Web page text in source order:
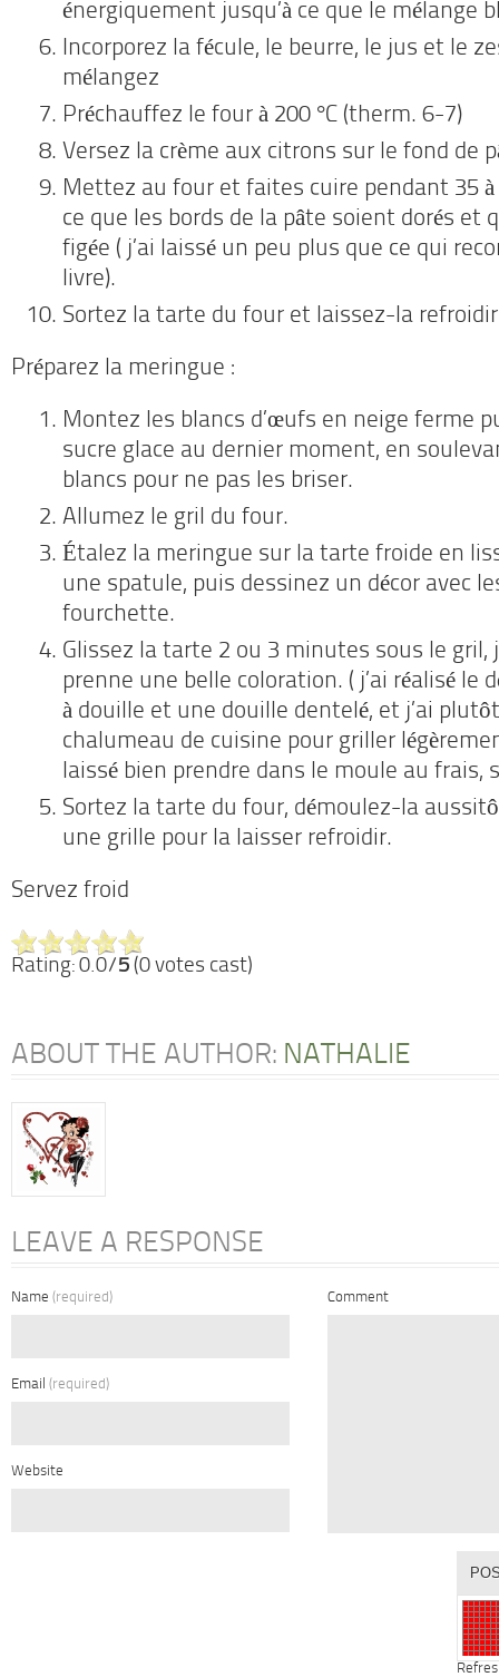
énergiquement jusqu’à ce que le mélange
Incorporez la fécule, le beurre, le jus et le
mélangez
Préchauffez le four à 200 °C (therm. 6-7)
Versez la crème aux citrons sur le fond de
Mettez au four et faites cuire pendant 35 à
ce que les bords de la pâte soient dorés et
figée ( j’ai laissé un peu plus que ce qui
livre).
Sortez la tarte du four et laissez-la
Préparez la meringue :
Montez les blancs d’œufs en neige ferme
sucre glace au dernier moment, en
blancs pour ne pas les briser.
Allumez le gril du four.
Étalez la meringue sur la tarte froide en
une spatule, puis dessinez un décor avec
fourchette.
Glissez la tarte 2 ou 3 minutes sous le gril,
prenne une belle coloration. ( j’ai réalisé le
à douille et une douille dentelé, et j’ai
chalumeau de cuisine pour griller
laissé bien prendre dans le moule au frais,
Sortez la tarte du four, démoulez-la
une grille pour la laisser refroidir.
Servez froid
Rating: 0.0/5 (0 votes cast)
ABOUT THE AUTHOR: NATHALIE
LEAVE A RESPONSE
Name (required)
Email (required)
Website
Comment